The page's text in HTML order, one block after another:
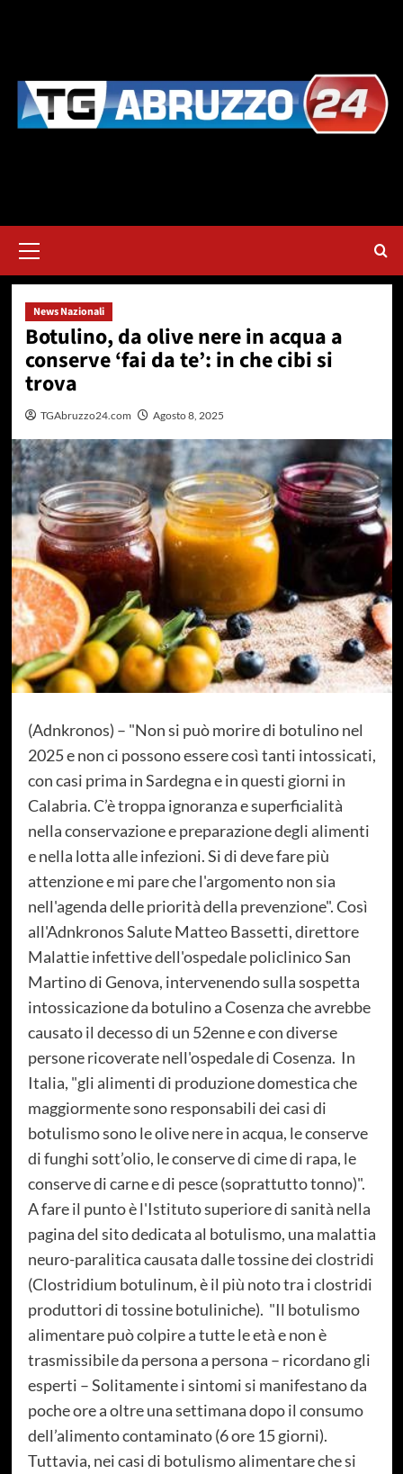
principale
News Nazionali
Botulino, da olive nere in acqua a
conserve ‘fai da te’: in che cibi si
trova
TGAbruzzo24.com Agosto 8, 2025
(Adnkronos) – "Non si può morire di botulino nel
2025 e non ci possono essere così tanti intossicati,
con casi prima in Sardegna e in questi giorni in
Calabria. C’è troppa ignoranza e superficialità
nella conservazione e preparazione degli alimenti
e nella lotta alle infezioni. Si di deve fare più
attenzione e mi pare che l'argomento non sia
nell'agenda delle priorità della prevenzione". Così
all'Adnkronos Salute Matteo Bassetti, direttore
Malattie infettive dell'ospedale policlinico San
Martino di Genova, intervenendo sulla sospetta
intossicazione da botulino a Cosenza che avrebbe
causato il decesso di un 52enne e con diverse
persone ricoverate nell'ospedale di Cosenza. In
Italia, "gli alimenti di produzione domestica che
maggiormente sono responsabili dei casi di
botulismo sono le olive nere in acqua, le conserve
di funghi sott’olio, le conserve di cime di rapa, le
conserve di carne e di pesce (soprattutto tonno)".
A fare il punto è l'Istituto superiore di sanità nella
pagina del sito dedicata al botulismo, una malattia
neuro-paralitica causata dalle tossine dei clostridi
(Clostridium botulinum, è il più noto tra i clostridi
produttori di tossine botuliniche). "Il botulismo
alimentare può colpire a tutte le età e non è
trasmissibile da persona a persona – ricordano gli
esperti – Solitamente i sintomi si manifestano da
poche ore a oltre una settimana dopo il consumo
dell’alimento contaminato (6 ore 15 giorni).
Tuttavia, nei casi di botulismo alimentare che si